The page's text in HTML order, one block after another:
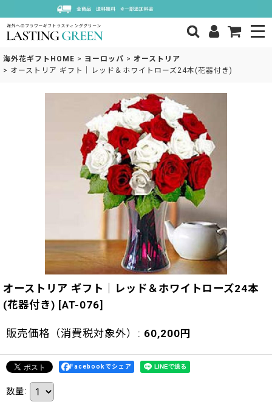
海外花ギフトHOME > ヨーロッパ > オーストリア
> オーストリア ギフト｜レッド＆ホワイトローズ24本(花器付き)
オーストリア ギフト｜レッド＆ホワイトローズ24本
(花器付き) [AT-076]
販売価格（消費税対象外） : 60,200 円
Facebookでシェア
数量: